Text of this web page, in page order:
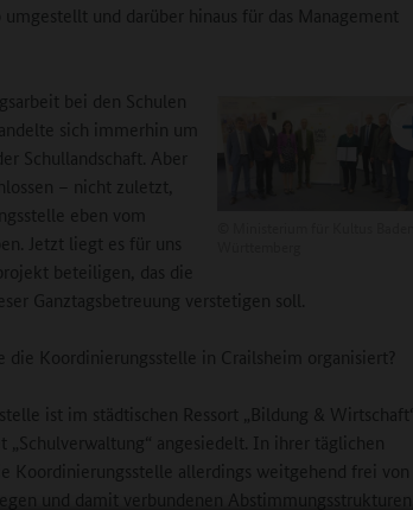
und darüber hinaus für das Management
bei den Schulen
sich immerhin um
Schullandschaft. Aber
– nicht zuletzt,
eben vom
Jetzt liegt es für uns
beteiligen, das die
Ganztagsbetreuung verstetigen soll.
die Koordinierungsstelle in Crailsheim organisiert?
ist im städtischen Ressort „Bildung & Wirtschaft“
„Schulverwaltung“ angesiedelt. In ihrer täglichen
Koordinierungsstelle allerdings weitgehend frei von
und damit verbundenen Abstimmungsstrukturen,